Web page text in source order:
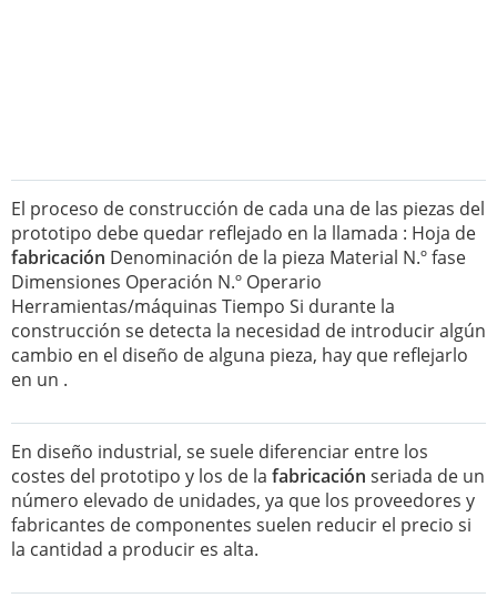
El proceso de construcción de cada una de las piezas del
prototipo debe quedar reflejado en la llamada : Hoja de
fabricación Denominación de la pieza Material N.º fase
Dimensiones Operación N.º Operario
Herramientas/máquinas Tiempo Si durante la
construcción se detecta la necesidad de introducir algún
cambio en el diseño de alguna pieza, hay que reflejarlo
en un .
En diseño industrial, se suele diferenciar entre los
costes del prototipo y los de la fabricación seriada de un
número elevado de unidades, ya que los proveedores y
fabricantes de componentes suelen reducir el precio si
la cantidad a producir es alta.